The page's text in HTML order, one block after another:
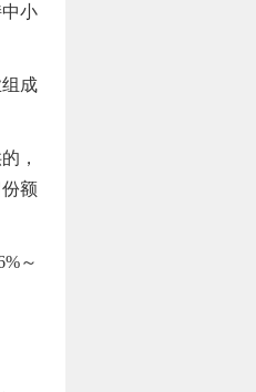
小
成
，
额
～